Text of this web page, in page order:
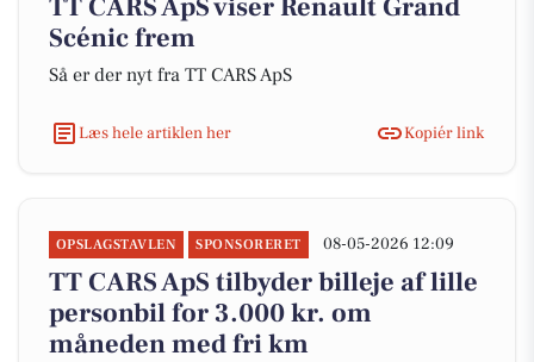
TT CARS ApS viser Renault Grand
Scénic frem
Så er der nyt fra TT CARS ApS
Læs hele artiklen her Kopiér link
OPSLAGSTAVLEN SPONSORERET 08-05-2026 12:09
TT CARS ApS tilbyder billeje af lille
personbil for 3.000 kr. om
måneden med fri km